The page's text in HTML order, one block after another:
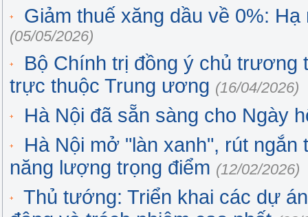
Giảm thuế xăng dầu về 0%:
(05/05/2026)
Bộ Chính trị đồng ý chủ trương
trực thuộc Trung ương (16/04/2026)
Hà Nội đã sẵn sàng cho Ngày
Hà Nội mở "làn xanh", rút
năng lượng trọng điểm (12/02/2026)
Thủ tướng: Triển khai các dự